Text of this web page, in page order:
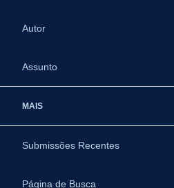
Autor
Assunto
MAIS
Submissões Recentes
Página de Busca